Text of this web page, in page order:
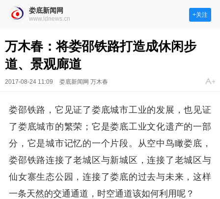
娄底新闻网
www.ldnews.cn
+关注
万木春：将娄邵铁路打造成休闲步
道、景观廊道
2017-08-24 11:09 娄底新闻网 万木春
娄邵铁路，它见证了娄底城市工业的发展，也见证
了娄底城市的繁荣；它是娄底工业文化遗产的一部
分，它是城市记忆的一个片段。从空中鸟瞰娄底，
娄邵铁路连接了老城区与新城区，连接了老城区与
仙女寨生态公园，连接了娄底的过去与未来，这样
一条天然的交通通道，时空通道该如何利用呢？